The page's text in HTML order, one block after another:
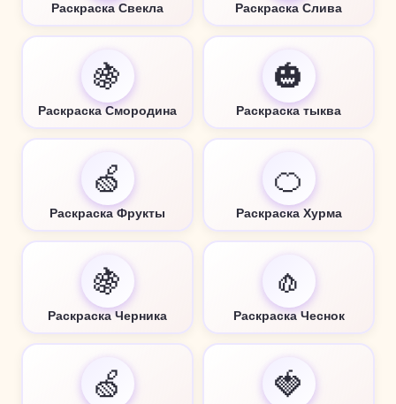
Раскраска Свекла Раскраска Слива
🍇
Раскраска Смородина
🎃
Раскраска тыква
🍏
Раскраска Фрукты
🍊
Раскраска Хурма
🍇
Раскраска Черника
🧄
Раскраска Чеснок
🍏 🍓